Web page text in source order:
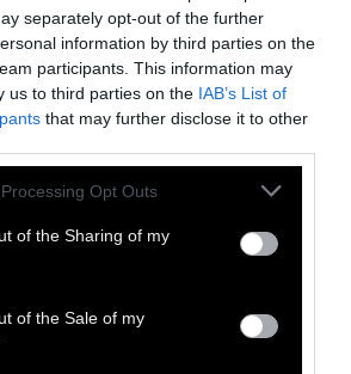
separately opt-out of the further
information by third parties on the
participants. This information may
us to third parties on the IAB’s List of
that may further disclose it to other
Opt Outs
of the Sharing of my
of the Sale of my